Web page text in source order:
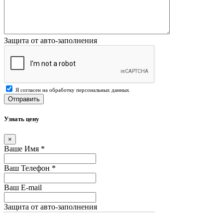
Защита от авто-заполнения
Я согласен на обработку персональных данных
Отправить
Узнать цену
×
Ваше Имя *
Ваш Телефон *
Ваш E-mail
Защита от авто-заполнения